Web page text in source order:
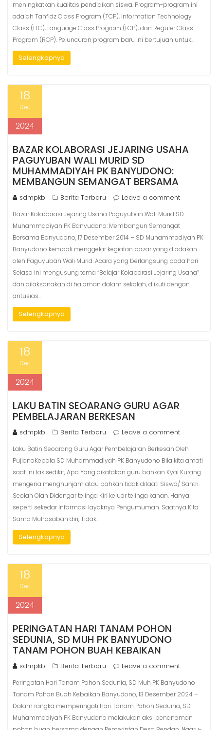
meningkatkan kualitas pendidikan siswa. Program-program ini
adalah Tahfidz Class Program (TCP), Information Technology
Class (ITC), Language Class Program (LCP), dan Reguler Class
Program (RCP). Peluncuran program baru ini bertujuan untuk…
Selengkapnya
18
Dec
2024
BAZAR KOLABORASI JEJARING USAHA
PAGUYUBAN WALI MURID SD
MUHAMMADIYAH PK BANYUDONO:
MEMBANGUN SEMANGAT BERSAMA
sdmpkb Berita Terbaru Leave a comment
Bazar Kolaborasi Jejaring Usaha Paguyuban Wali Murid SD
Muhammadiyah PK Banyudono: Membangun Semangat
Bersama Banyudono, 17 Desember 2014 – SD Muhammadiyah PK
Banyudono kembali menggelar kegiatan bazar yang diadakan
oleh Paguyuban Wali Murid. Acara yang berlangsung pada hari
Selasa ini mengusung tema “Belajar Kolaborasi Jejaring Usaha”
dan dilaksanakan di halaman dalam sekolah, diikuti dengan
antusias…
Selengkapnya
18
Dec
2024
LAKU BATIN SEOARANG GURU AGAR
PEMBELAJARAN BERKESAN
sdmpkb Berita Terbaru Leave a comment
Laku Batin Seoarang Guru Agar Pembelajaran Berkesan Oleh
PujionoKepala SD Muhammadiyah PK Banyudono Bila kita amati
saat ini tak sedikit, Apa Yang dikatakan guru bahkan Kyai Kurang
mengena menghunjam atau bahkan tidak ditaati Siswa/ Santri.
Seolah Olah Didengar telinga Kiri keluar telinga kanan. Hanya
seperti sekedar Informasi layaknya Pengumuman. Saatnya Kita
Sama Muhasabah diri, Tidak…
Selengkapnya
18
Dec
2024
PERINGATAN HARI TANAM POHON
SEDUNIA, SD MUH PK BANYUDONO
TANAM POHON BUAH KEBAIKAN
sdmpkb Berita Terbaru Leave a comment
Peringatan Hari Tanam Pohon Sedunia, SD Muh PK Banyudono
Tanam Pohon Buah Kebaikan Banyudono, 13 Desember 2024 –
Dalam rangka memperingati Hari Tanam Pohon Sedunia, SD
Muhammadiyah PK Banyudono melakukan aksi penanaman